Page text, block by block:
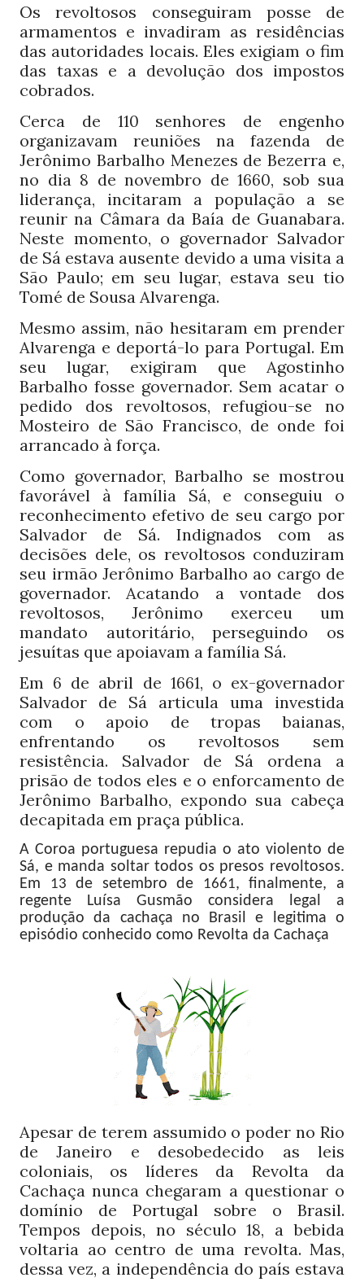
Os revoltosos conseguiram posse de
armamentos e invadiram as residências
das autoridades locais. Eles exigiam o fim
das taxas e a devolução dos impostos
cobrados.
Cerca de 110 senhores de engenho
organizavam reuniões na fazenda de
Jerônimo Barbalho Menezes de Bezerra e,
no dia 8 de novembro de 1660, sob sua
liderança, incitaram a população a se
reunir na Câmara da Baía de Guanabara.
Neste momento, o governador Salvador
de Sá estava ausente devido a uma visita a
São Paulo; em seu lugar, estava seu tio
Tomé de Sousa Alvarenga.
Mesmo assim, não hesitaram em prender
Alvarenga e deportá-lo para Portugal. Em
seu lugar, exigiram que Agostinho
Barbalho fosse governador. Sem acatar o
pedido dos revoltosos, refugiou-se no
Mosteiro de São Francisco, de onde foi
arrancado à força.
Como governador, Barbalho se mostrou
favorável à família Sá, e conseguiu o
reconhecimento efetivo de seu cargo por
Salvador de Sá. Indignados com as
decisões dele, os revoltosos conduziram
seu irmão Jerônimo Barbalho ao cargo de
governador. Acatando a vontade dos
revoltosos, Jerônimo exerceu um
mandato autoritário, perseguindo os
jesuítas que apoiavam a família Sá.
Em 6 de abril de 1661, o ex-governador
Salvador de Sá articula uma investida
com o apoio de tropas baianas,
enfrentando os revoltosos sem
resistência. Salvador de Sá ordena a
prisão de todos eles e o enforcamento de
Jerônimo Barbalho, expondo sua cabeça
decapitada em praça pública.
A Coroa portuguesa repudia o ato violento de
Sá, e manda soltar todos os presos revoltosos.
Em
13 de setembro de 1661, finalmente, a
regente Luísa Gusmão considera legal a
produção da cachaça no Brasil e legitima o
episódio conhecido como Revolta da Cachaça
Apesar de terem assumido o poder no Rio
de Janeiro e desobedecido as leis
coloniais, os líderes da Revolta da
Cachaça nunca chegaram a questionar o
domínio de Portugal sobre o Brasil.
Tempos depois, no século18, a bebida
voltaria ao centro de uma revolta. Mas,
dessa vez, a independência do país estava